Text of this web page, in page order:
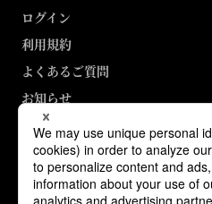
ログイン
利用規約
よくあるご質問
お知らせ